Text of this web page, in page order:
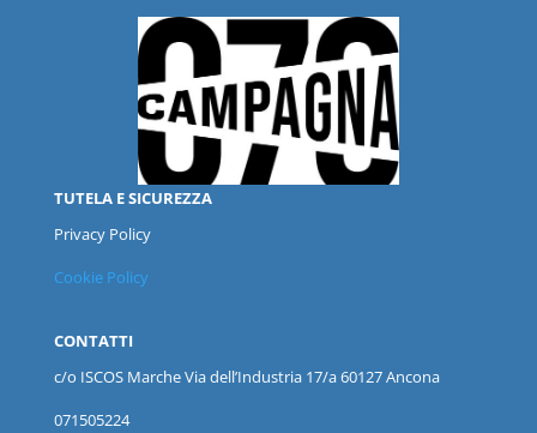
TUTELA E SICUREZZA
Privacy Policy
Cookie Policy
CONTATTI
c/o ISCOS MarcheVia dell’Industria 17/a 60127 Ancona
071505224